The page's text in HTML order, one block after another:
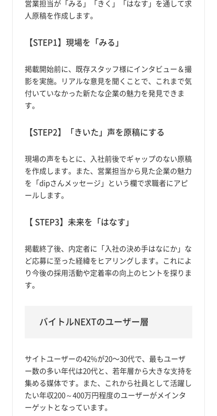
営業担当が「みる」「きく」「はなす」を通して求
人原稿を作成します。
【STEP1】現場を「みる」
掲載開始前に、既存スタッフ様にインタビュー＆撮
影を実施。リアルな意見を聞くことで、これまで気
付いていなかった新たな企業の魅力を発見できま
す。
【STEP2】「きいた」声を原稿にする
現場の声をもとに、入社前後でギャップのない原稿
を作成します。また、営業担当から見た企業の魅力
を「dipさんメッセージ」という欄で求職者にアピ
ールします。
【 STEP3】未来を「はなす」
掲載終了後、内定者に「入社の決め手はなにか」な
ど応募に至った経緯をヒアリングします。これによ
り今後の採用活動や定着率の向上のヒントを探りま
す。
バイトルNEXTのユーザー層
サイトユーザーの42%が20〜30代で、最もユーザ
ー数の多い年代は20代と、若年層から大きな⽀持を
集める媒体です。また、これから社員として活躍し
たい年収200～400万円程度のユーザーがメインタ
ーゲットとなっています。